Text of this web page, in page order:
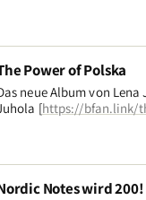
Power of Polska
neue Album von
[https://bfan.link/
Notes wird 200!